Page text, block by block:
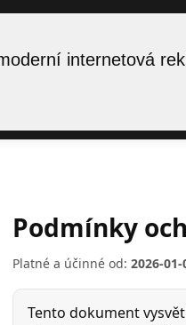
internetová